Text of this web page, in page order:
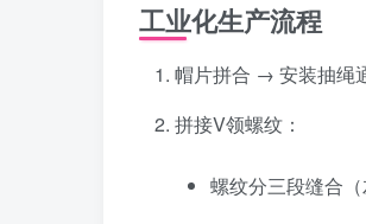
工业化生产流程
帽片拼合 → 安装抽绳
拼接V领螺纹：
螺纹分三段缝合